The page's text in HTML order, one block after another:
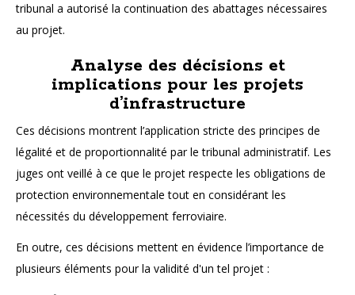
tribunal a autorisé la continuation des abattages nécessaires
au projet.
Analyse des décisions et
implications pour les projets
d’infrastructure
Ces décisions montrent l’application stricte des principes de
légalité et de proportionnalité par le tribunal administratif. Les
juges ont veillé à ce que le projet respecte les obligations de
protection environnementale tout en considérant les
nécessités du développement ferroviaire.
En outre, ces décisions mettent en évidence l’importance de
plusieurs éléments pour la validité d'un tel projet :